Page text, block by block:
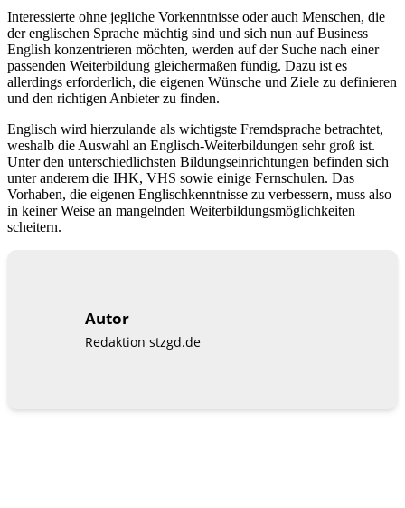
Interessierte ohne jegliche Vorkenntnisse oder auch Menschen, die
der englischen Sprache mächtig sind und sich nun auf Business
English konzentrieren möchten, werden auf der Suche nach einer
passenden Weiterbildung gleichermaßen fündig. Dazu ist es
allerdings erforderlich, die eigenen Wünsche und Ziele zu definieren
und den richtigen Anbieter zu finden.
Englisch wird hierzulande als wichtigste Fremdsprache betrachtet,
weshalb die Auswahl an Englisch-Weiterbildungen sehr groß ist.
Unter den unterschiedlichsten Bildungseinrichtungen befinden sich
unter anderem die IHK, VHS sowie einige Fernschulen. Das
Vorhaben, die eigenen Englischkenntnisse zu verbessern, muss also
in keiner Weise an mangelnden Weiterbildungsmöglichkeiten
scheitern.
Autor
Redaktion stzgd.de